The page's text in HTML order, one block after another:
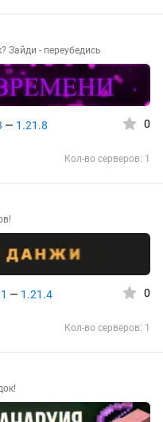
Зайди - переубедись
— 1.21.8 0
Кол-во серверов: 1
— 1.21.4 0
Кол-во серверов: 1